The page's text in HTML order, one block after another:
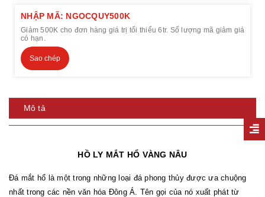
NHẬP MÃ: NGOCQUY500K
Giảm 500K cho đơn hàng giá trị tối thiểu 6tr. Số lượng mã giảm giá
có hạn.
Sao chép
Mô tả
HỒ LY MẮT HỔ VÀNG NÂU
Đá mắt hổ là một trong những loại đá phong thủy được ưa chuộng
nhất trong các nền văn hóa Đông Á. Tên gọi của nó xuất phát từ